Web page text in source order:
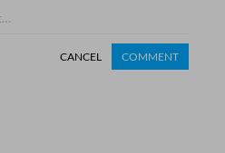
CANCEL COMMENT